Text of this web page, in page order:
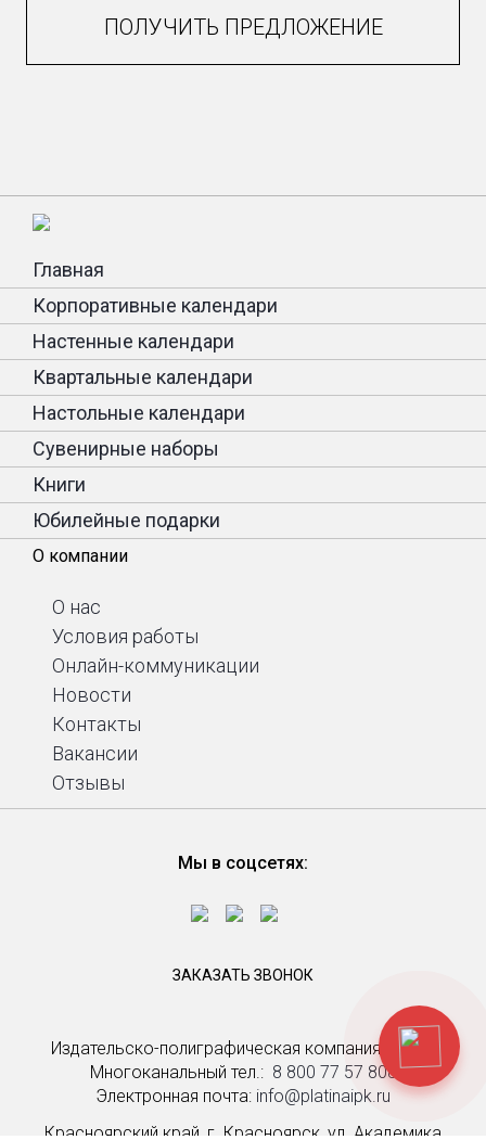
ПОЛУЧИТЬ ПРЕДЛОЖЕНИЕ
Издательско-полиграфическая компания Platina
Многоканальный тел.: ­ 8 800 77 57 808
Электронная почта: info@platinaipk.ru
Красноярский край, г. Красноярск, ул. Академика
Главная
Корпоративные календари
Настенные календари
Квартальные календари
Настольные календари
Сувенирные наборы
Книги
Юбилейные подарки
О компании
О нас
Условия работы
Онлайн-коммуникации
Новости
Контакты
Вакансии
Отзывы
Мы в соцсетях:
ЗАКАЗАТЬ ЗВОНОК